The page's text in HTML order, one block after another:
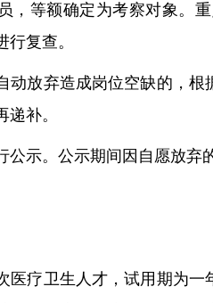
，等额确定为考察对象。
复查。
动放弃造成岗位空缺的，
补。
公示。公示期间因自愿放弃
医疗卫生人才，试用期为